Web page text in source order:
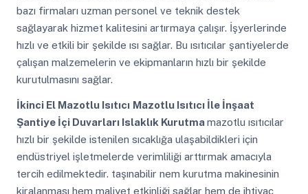
bazı firmaları uzman personel ve teknik destek
sağlayarak hizmet kalitesini artırmaya çalışır. İşyerlerinde
hızlı ve etkili bir şekilde ısı sağlar. Bu ısıtıcılar şantiyelerde
çalışan malzemelerin ve ekipmanların hızlı bir şekilde
kurutulmasını sağlar.
İkinci El Mazotlu Isıtıcı Mazotlu Isıtıcı İle İnşaat
Şantiye İçi Duvarları Islaklık Kurutmamazotlu ısıtıcılar
hızlı bir şekilde istenilen sıcaklığa ulaşabildikleri için
endüstriyel işletmelerde verimliliği arttırmak amacıyla
tercih edilmektedir. taşınabilir nem kurutma makinesinin
kiralanması hem maliyet etkinliği sağlar hem de ihtiyaç